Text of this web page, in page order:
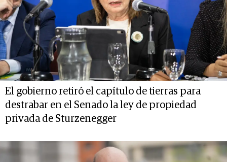
El gobierno retiró el capítulo de tierras para
destrabar en el Senado la ley de propiedad
privada de Sturzenegger